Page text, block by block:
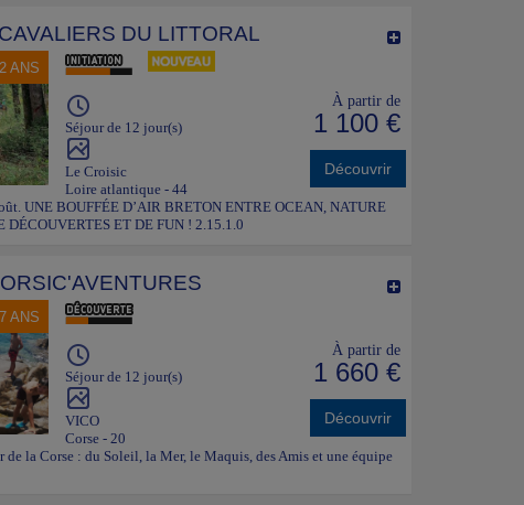
DU LITTORAL
ANS
Séjour de 12 jour(s)
Le Croisic
Loire atlantique - 44
À partir de
1 100 €
Découvrir
UNE BOUFFÉE D’AIR BRETON ENTRE OCEAN, NATURE
ET DE FUN ! 2.15.1.0
ANS
Séjour de 12 jour(s)
VICO
Corse - 20
À partir de
1 660 €
Découvrir
de la Corse : du Soleil, la Mer, le Maquis, des Amis et une équipe